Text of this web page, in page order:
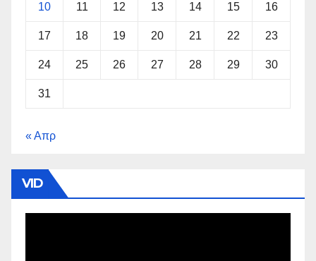
10 11 12 13 14 15 16
17 18 19 20 21 22 23
24 25 26 27 28 29 30
31
« Απρ
VID